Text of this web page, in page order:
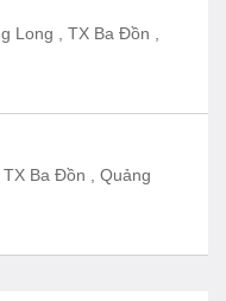
Long , TX Ba Đồn ,
Ba Đồn , Quảng